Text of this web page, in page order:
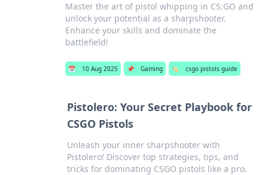
Master the art of pistol whipping in CS:GO and
unlock your potential as a sharpshooter.
Enhance your skills and dominate the
battlefield!
📅 10 Aug 2025 📌 Gaming 🏷️ csgo pistols guide
Pistolero: Your Secret Playbook for
CSGO Pistols
Unleash your inner sharpshooter with
Pistolero! Discover top strategies, tips, and
tricks for dominating CSGO pistols like a pro.